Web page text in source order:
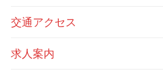
交通アクセス
求人案内